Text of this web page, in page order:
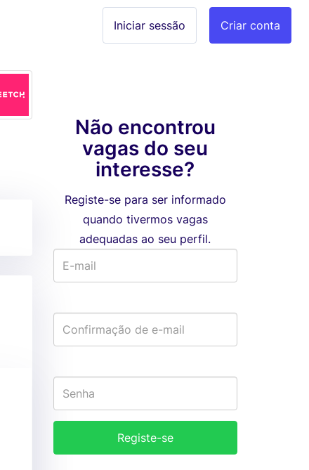
Criar conta
Iniciar sessão
Não encontrou
vagas do seu
interesse?
Registe-se para ser informado
quando tivermos vagas
adequadas ao seu perfil.